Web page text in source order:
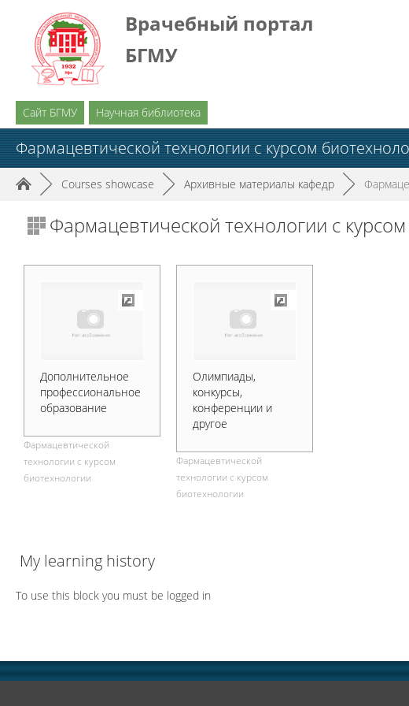
Врачебный портал
БГМУ
Сайт БГМУ Научная библиотека
Фармацевтической технологии с курсом
► Courses showcase ► Архивные материалы кафедр ►
Фармацевтической технологии с
Дополнительное
профессиональное
образование
Фармацевтической
технологии с курсом
биотехнологии
Олимпиады,
конкурсы,
конференции и
другое
Фармацевтической
технологии с курсом
биотехнологии
My learning history
To use this block you must be logged in